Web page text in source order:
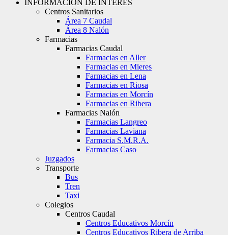
INFORMACIÓN DE INTERÉS
Centros Sanitarios
Área 7 Caudal
Área 8 Nalón
Farmacias
Farmacias Caudal
Farmacias en Aller
Farmacias en Mieres
Farmacias en Lena
Farmacias en Riosa
Farmacias en Morcín
Farmacias en Ribera
Farmacias Nalón
Farmacias Langreo
Farmacias Laviana
Farmacia S.M.R.A.
Farmacias Caso
Juzgados
Transporte
Bus
Tren
Taxi
Colegios
Centros Caudal
Centros Educativos Morcín
Centros Educativos Ribera de Arriba